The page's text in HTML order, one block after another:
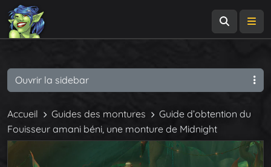
Accueil Guides des montures
Guide d’obtention du
Fouisseur amani béni, une monture de Midnight
Ouvrir la sidebar